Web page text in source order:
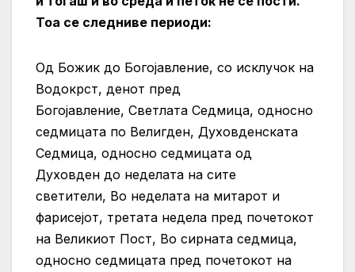
Тоа се следниве периоди:
Од Божик до Богојавление, со исклучок на
Водокрст, денот пред
Богојавление, Светлата Седмица, односно
седмицата по Велигден, Духовденската
Седмица, односно седмицата од
Духовден до неделата на сите
светители, Во неделата на митарот и
фарисејот, третата недела пред почетокот
на Великиот Пост, Во сирната седмица,
односно седмицата пред почетокот на